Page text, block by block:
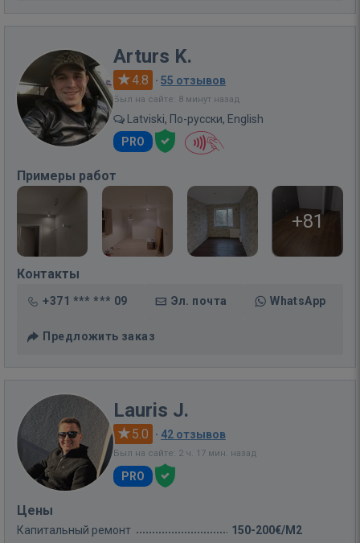
Arturs K.
4.8 · 55 отзывов
Был на сайте: 8 минут назад
Latviski, По-русски, English
PRO
Примеры работ
+81
Контакты
+371 *** *** 09 Эл. почта WhatsApp
Предложить заказ
Lauris J.
5.0 · 42 отзывов
Был на сайте: 2 ч. 17 мин. назад
PRO
Цены
Капитальный ремонт 150-200€/M2